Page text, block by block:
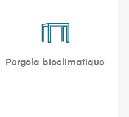
Pergola bioclimatique